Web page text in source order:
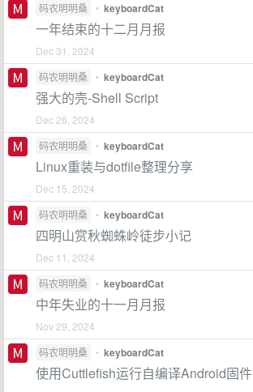
码农明明桑
• keyboardCat
一年结束的十二月月报
Dec 31, 2024
码农明明桑
• keyboardCat
强大的壳-Shell Script
Dec 26, 2024
码农明明桑
• keyboardCat
Linux重装与dotfile整理分享
Dec 15, 2024
码农明明桑
• keyboardCat
四明山赏秋蜘蛛岭徒步小记
Dec 11, 2024
码农明明桑
• keyboardCat
中年失业的十一月月报
Nov 29, 2024
码农明明桑
• keyboardCat
使用Cuttlefish运行自编译Android固件